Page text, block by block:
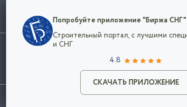
Разместить
Использование сайта, в том числе подача
марки представленные на сайте являются
©2026Биржа СНГ
Конфиденциальность
Мы используем файлы cookie, чтобы сделать
наш сайт удобным для каждого
Политикой конфиденциальности
и принимаете условия использования cookie.
Попробуйте приложение "Биржа СНГ"
Строительный портал, с лучшими
и СНГ
4.8
СКАЧАТЬ ПРИЛОЖЕНИЕ